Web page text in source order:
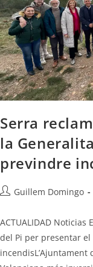
Serra
la
previndre
Guillem Domingo
ACTUALIDAD
del Pi per presentar